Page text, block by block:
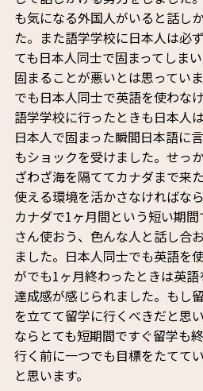
も気になる外国人がいると話し
た。また語学学校に日本人は必
ても日本人同士で固まってしま
固まることが悪いとは思ってい
でも日本人同士で英語を使わな
語学学校に行ったときも日本人
日本人で固まった瞬間日本語に
もショックを受けました。せっ
ざわざ海を隔ててカナダまで来
使える環境を活かさなければな
カナダで1ヶ月間という短い期
さん使おう、色んな人と話し合
ました。日本人同士でも英語を
がでも1ヶ月終わったときは英
達成感が感じられました。もし
を立てて留学に行くべきだと思
ならとても短期間ですぐ留学も
行く前に一つでも目標をたてて
と思います。